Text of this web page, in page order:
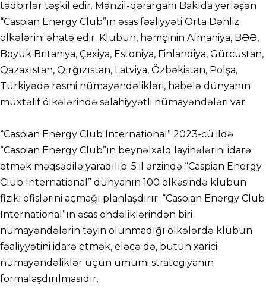
tədbirlər təşkil edir. Mənzil-qərargahı Bakıda yerləşən
“Caspian Energy Club”ın əsas fəaliyyəti Orta Dəhliz
ölkələrini əhatə edir. Klubun, həmçinin Almaniya, BƏƏ,
Böyük Britaniya, Çexiya, Estoniya, Finlandiya, Gürcüstan,
Qazaxıstan, Qırğızıstan, Latviya, Özbəkistan, Polşa,
Türkiyədə rəsmi nümayəndəlikləri, habelə dünyanın
müxtəlif ölkələrində səlahiyyətli nümayəndələri var.
“Caspian Energy Club International” 2023-cü ildə
“Caspian Energy Club”ın beynəlxalq layihələrini idarə
etmək məqsədilə yaradılıb. 5 il ərzində “Caspian Energy
Club International” dünyanın 100 ölkəsində klubun
fiziki ofislərini açmağı planlaşdırır. “Caspian Energy Club
International”ın əsas öhdəliklərindən biri
nümayəndələrin təyin olunmadığı ölkələrdə klubun
fəaliyyətini idarə etmək, eləcə də, bütün xarici
nümayəndəliklər üçün ümumi strategiyanın
formalaşdırılmasıdır.